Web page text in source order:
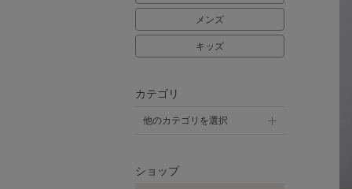
メンズ
キッズ
カテゴリ
他のカテゴリを選択
ショップ